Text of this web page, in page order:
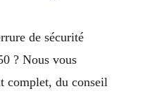
de sécurité
? Nous vous
complet, du conseil